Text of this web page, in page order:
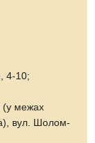
4-10;
(у межах
вул. Шолом-